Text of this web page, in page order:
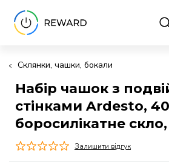
Склянки, чашки, бокали
Набір чашок з
стінками Ardesto,
боросилікатне
Залишити відгук